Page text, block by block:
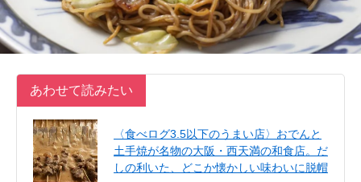
あわせて読みたい
〈食べログ3.5以下のうまい店〉おでんと
土手焼が名物の大阪・西天満の和食店。だ
しの利いた、どこか懐かしい味わいに脱帽